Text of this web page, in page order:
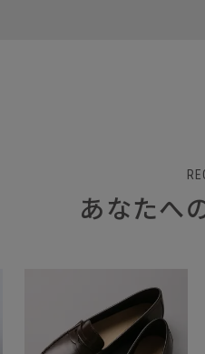
あなたへ